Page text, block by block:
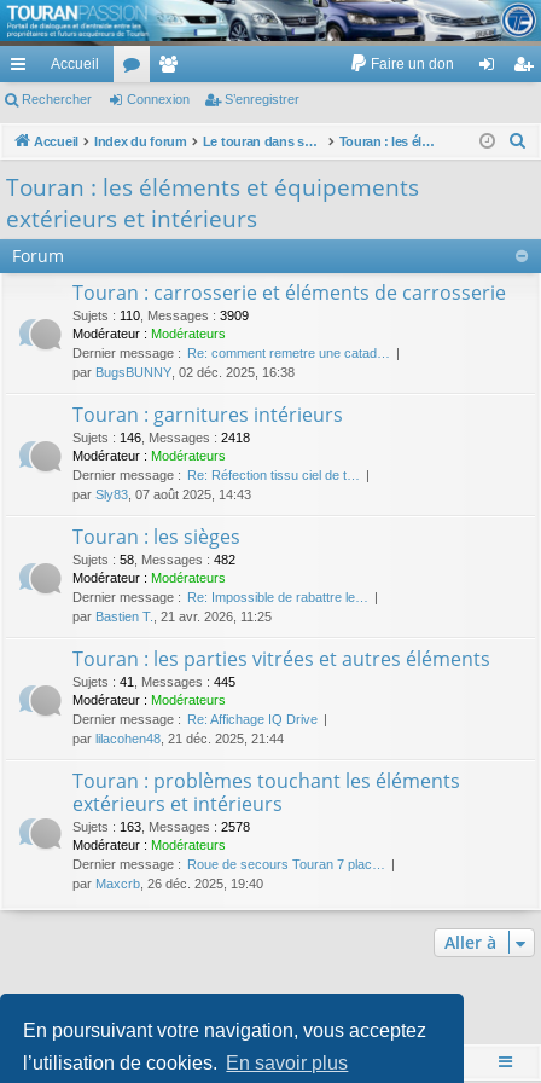
En poursuivant votre navigation, vous acceptez
l’utilisation de cookies. En savoir plus
TouranPassion
Le forum des propriétaires ou futurs acquéreurs du Volkswagen Touran
cc
ès
Accueil
or
u
e
m
es
Faire un don
ne nr
Rechercher Connexion S’enregistrer
Accueil Index du forum Le touran dans ses versions I (V1 V2 V3) et II ... Touran : les éléments et équipements extérieurs et intérieurs
r
Touran : les éléments et équipements
extérieurs et intérieurs
Forum
Touran : carrosserie et éléments de carrosserie
Sujets : 110 Messages : 3909
Modérateur : Modérateurs
Dernier message : Re: comment remetre une catad…
par BugsBUNNY , 02 déc. 2025, 16:38
Touran : garnitures intérieurs
Sujets : 146 Messages : 2418
Modérateur : Modérateurs
Dernier message : Re: Réfection tissu ciel de t…
par Sly83 , 07 août 2025, 14:43
Touran : les sièges
Sujets : 58 Messages : 482
Modérateur : Modérateurs
Dernier message : Re: Impossible de rabattre le…
par Bastien T. , 21 avr. 2026, 11:25
Touran : les parties vitrées et autres éléments
Sujets : 41 Messages : 445
Modérateur : Modérateurs
Dernier message : Re: Affichage IQ Drive
par lilacohen48 , 21 déc. 2025, 21:44
Touran : problèmes touchant les éléments
extérieurs et intérieurs
Sujets : 163 Messages : 2578
Modérateur : Modérateurs
Dernier message : Roue de secours Touran 7 plac…
par Maxcrb , 26 déc. 2025, 19:40
Aller à
Qui est en ligne
Utilisateurs parcourant ce forum : Aucun utilisateur enregistré et 1 invité
Accueil Index du forum